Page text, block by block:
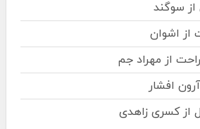
سوگند
از اشوان
از مهراد جم
افشار
از کسری زاهدی